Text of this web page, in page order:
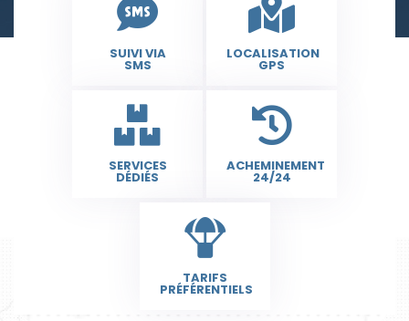
SUIVI VIA
SMS
LOCALISATION
GPS
SERVICES
DÉDIÉS
ACHEMINEMENT
24/24
TARIFS
PRÉFÉRENTIELS
COLIS